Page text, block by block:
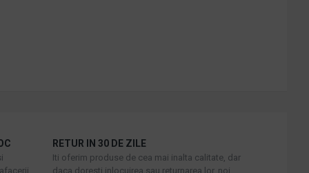
RETUR IN 30 DE ZILE
Iti oferim produse de cea mai inalta calitate, dar
daca doresti inlocuirea sau returnarea lor, noi